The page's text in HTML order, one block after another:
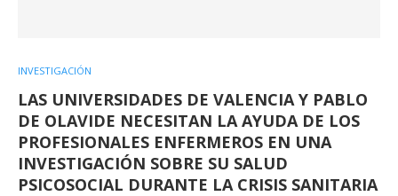
INVESTIGACIÓN
LAS UNIVERSIDADES DE VALENCIA Y PABLO
DE OLAVIDE NECESITAN LA AYUDA DE LOS
PROFESIONALES ENFERMEROS EN UNA
INVESTIGACIÓN SOBRE SU SALUD
PSICOSOCIAL DURANTE LA CRISIS SANITARIA